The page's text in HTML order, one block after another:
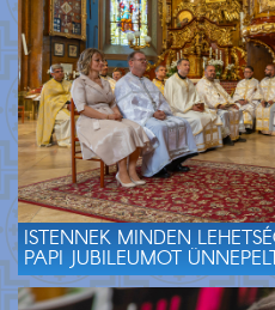
ISTENNEK MINDEN
PAPI JUBILEUMOT